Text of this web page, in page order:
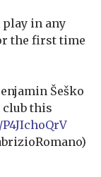
play in any
the first time
Šeško
club this